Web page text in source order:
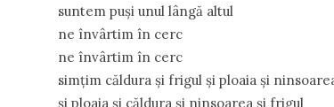
suntem puşi unul lângă altul
ne învârtim în cerc
ne învârtim în cerc
simţim căldura şi frigul şi ploaia şi
şi ploaia şi căldura şi ninsoarea şi frigul